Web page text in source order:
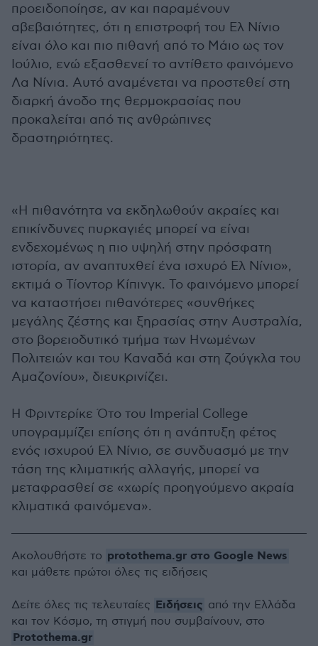
προειδοποίησε, αν και παραμένουν
αβεβαιότητες, ότι η επιστροφή του Ελ Νίνιο
είναι όλο και πιο πιθανή από το Μάιο ως τον
Ιούλιο, ενώ εξασθενεί το αντίθετο φαινόμενο
Λα Νίνια. Αυτό αναμένεται να προστεθεί στη
διαρκή άνοδο της θερμοκρασίας που
προκαλείται από τις ανθρώπινες
δραστηριότητες.
«Η πιθανότητα να εκδηλωθούν ακραίες και
επικίνδυνες πυρκαγιές μπορεί να είναι
ενδεχομένως η πιο υψηλή στην πρόσφατη
ιστορία, αν αναπτυχθεί ένα ισχυρό Ελ Νίνιο»,
εκτιμά ο Τίοντορ Κίπινγκ. Το φαινόμενο μπορεί
να καταστήσει πιθανότερες «συνθήκες
μεγάλης ζέστης και ξηρασίας στην Αυστραλία,
στο βορειοδυτικό τμήμα των Ηνωμένων
Πολιτειών και του Καναδά και στη ζούγκλα του
Αμαζονίου», διευκρινίζει.
Η Φριντερίκε Ότο του Imperial College
υπογραμμίζει επίσης ότι η ανάπτυξη φέτος
ενός ισχυρού Ελ Νίνιο, σε συνδυασμό με την
τάση της κλιματικής αλλαγής, μπορεί να
μεταφρασθεί σε «χωρίς προηγούμενο ακραία
κλιματικά φαινόμενα».
Ακολουθήστε το protothema.gr στο Google News
και μάθετε πρώτοι όλες τις ειδήσεις
Δείτε όλες τις τελευταίες Ειδήσεις από την Ελλάδα
και τον Κόσμο, τη στιγμή που συμβαίνουν, στο
Protothema.gr